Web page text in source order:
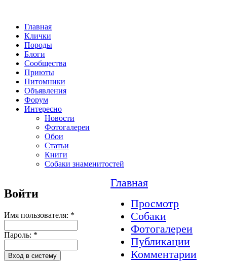
Главная
Клички
Породы
Блоги
Сообщества
Приюты
Питомники
Объявления
Форум
Интересно
Новости
Фотогалереи
Обои
Статьи
Книги
Собаки знаменитостей
Войти
Имя пользователя: *
Пароль: *
Главная
Просмотр
Собаки
Фотогалереи
Публикации
Комментарии